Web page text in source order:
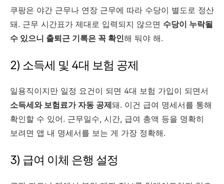
쿠팡은 야간 근무나 연장 근무에 따라 수당이 별도로 정산
돼. 근무 시간표가 제대로 입력되지 않으면 수당이 누락될
수 있으니 출퇴근 기록은 꼭 확인해 둬야 해.
2) 소득세 및 4대 보험 공제
일용직이지만 일정 요건이 되면 4대 보험 가입이 되면서
소득세와 보험료가 자동 공제돼. 이건 급여 명세서를 통해
확인할 수 있어. 근무일수, 시간, 급여 총액 등을 명확히
보려면 앱 내 명세서를 보는 게 가장 정확해.
3) 급여 이체 은행 설정